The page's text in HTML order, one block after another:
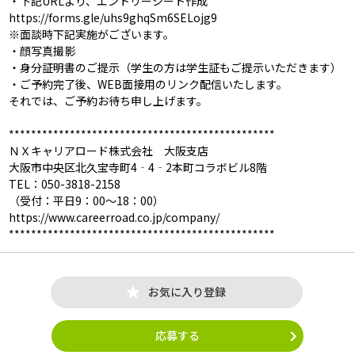
https://forms.gle/uhs9ghqSm6SELojg9
※面談時下記実施がございます。
・顔写真撮影
・身分証明書のご提示（学生の方は学生証もご提示いただきます）
・ご予約完了後、WEB面接用のリンク配信いたします。
それでは、ご予約お待ち申し上げます。
************************************************
ＮＸキャリアロード株式会社 大阪支店
大阪市中央区北久宝寺町4‐4‐2本町コラボビル8階
TEL：050-3818-2158
（受付：平日9：00～18：00）
https://www.careerroad.co.jp/company/
************************************************
お気に入り登録
応募する